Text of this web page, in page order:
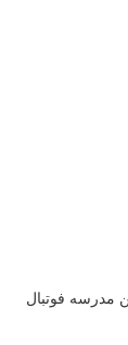
مدرسه فوتبال